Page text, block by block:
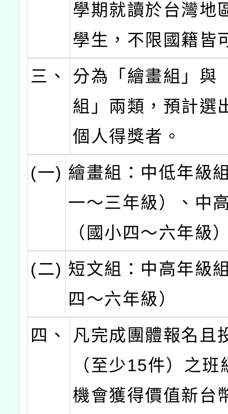
學期就讀於台灣地
學生，不限國籍皆
三、
分為「繪畫組」與
組」兩類，預計選
個人得獎者。
(一) 繪畫組：中低年級
一～三年級）、中
（國小四～六年級
(二) 短文組：中高年級
四～六年級）
四、
凡完成團體報名且
（至少15件）之
機會獲得價值新台